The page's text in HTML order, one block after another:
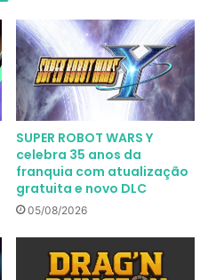
SUPER ROBOT WARS Y
celebra 35 anos da
franquia com atualização
gratuita e novo DLC
05/08/2026